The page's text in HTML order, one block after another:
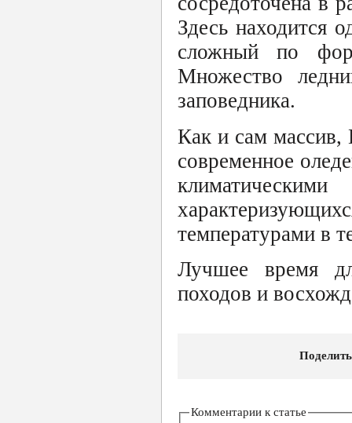
Здесь находится
сложный по
Множество
заповедника.
Как и сам массив,
современное
температурами в
Лучшее время
походов и
Комментарии к статье